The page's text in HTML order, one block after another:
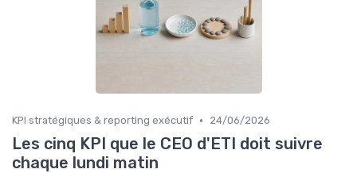
KPI stratégiques & reporting exécutif • 24/06/2026
Les cinq KPI que le CEO d'ETI doit suivre
chaque lundi matin